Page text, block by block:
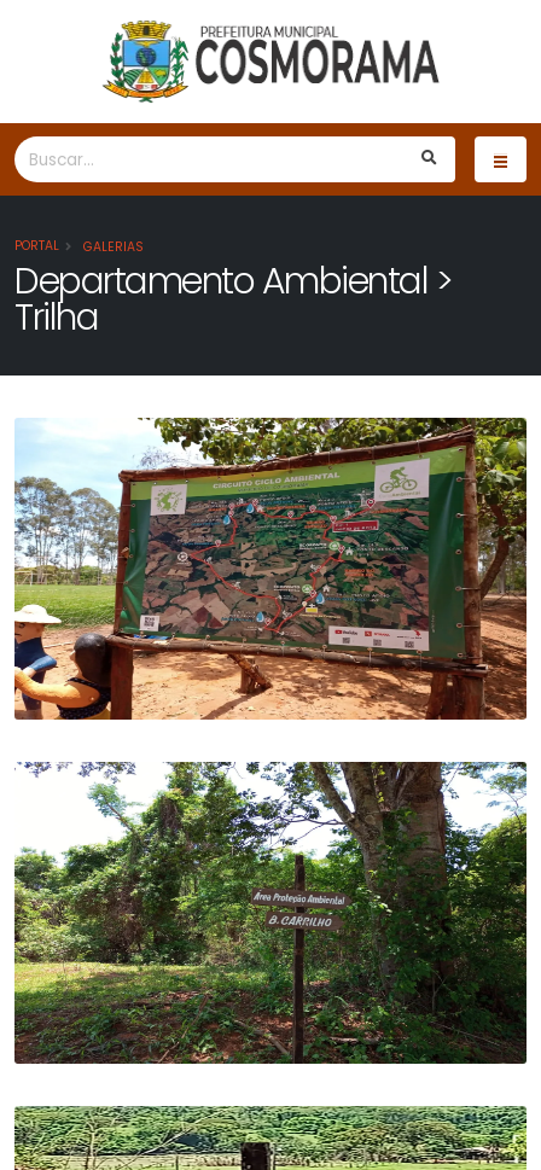
PORTAL GALERIAS
Departamento Ambiental >
Trilha